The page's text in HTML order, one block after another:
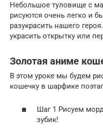
Небольшое туловище с
рисуются очень легко и
разукрасить нашего
украсить открытку или
Золотая аниме
В этом уроке мы будем
кошечку в шарфике
Шаг 1 Рисуем
зубик!